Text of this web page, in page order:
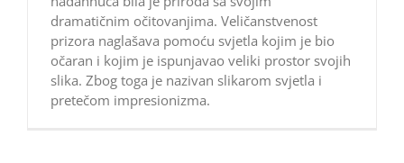
dramatičnim očitovanjima. Veličanstvenost
prizora naglašava pomoću svjetla kojim je bio
očaran i kojim je ispunjavao veliki prostor svojih
slika. Zbog toga je nazivan slikarom svjetla i
pretečom impresionizma.